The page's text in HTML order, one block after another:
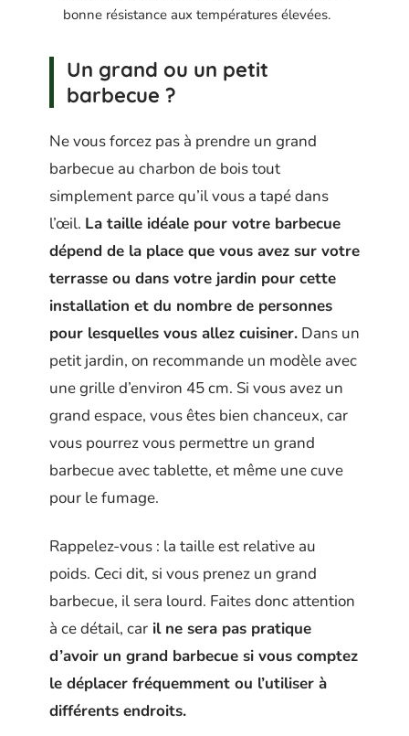
bonne résistance aux températures élevées.
Un grand ou un petit
barbecue ?
Ne vous forcez pas à prendre un grand
barbecue au charbon de bois tout
simplement parce qu’il vous a tapé dans
l’œil. La taille idéale pour votre barbecue
dépend de la place que vous avez sur votre
terrasse ou dans votre jardin pour cette
installation et du nombre de personnes
pour lesquelles vous allez cuisiner. Dans un
petit jardin, on recommande un modèle avec
une grille d’environ 45 cm. Si vous avez un
grand espace, vous êtes bien chanceux, car
vous pourrez vous permettre un grand
barbecue avec tablette, et même une cuve
pour le fumage.
Rappelez-vous : la taille est relative au
poids. Ceci dit, si vous prenez un grand
barbecue, il sera lourd. Faites donc attention
à ce détail, car il ne sera pas pratique
d’avoir un grand barbecue si vous comptez
le déplacer fréquemment ou l’utiliser à
différents endroits.